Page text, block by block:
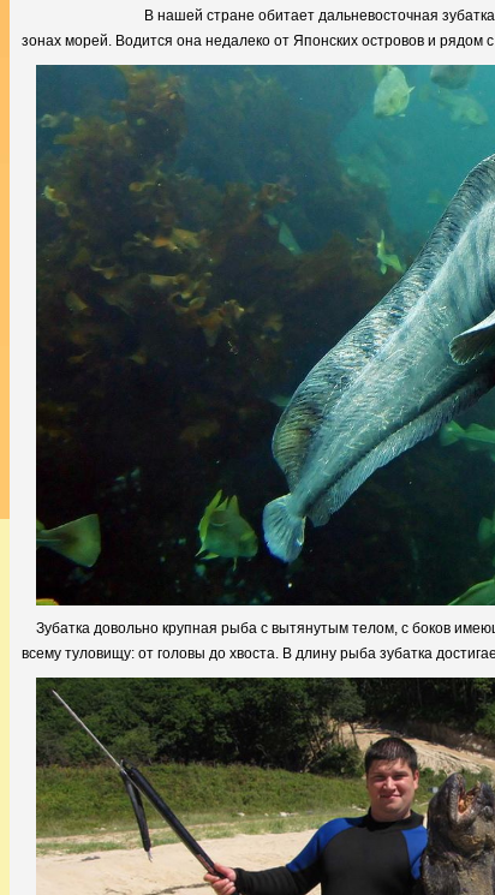
В нашей стране обитает дальневосточная
зонах морей. Водится она недалеко от Японских островов и рядом
Зубатка довольно крупная рыба с вытянутым телом, с боков
всему туловищу: от головы до хвоста. В длину рыба зубатка